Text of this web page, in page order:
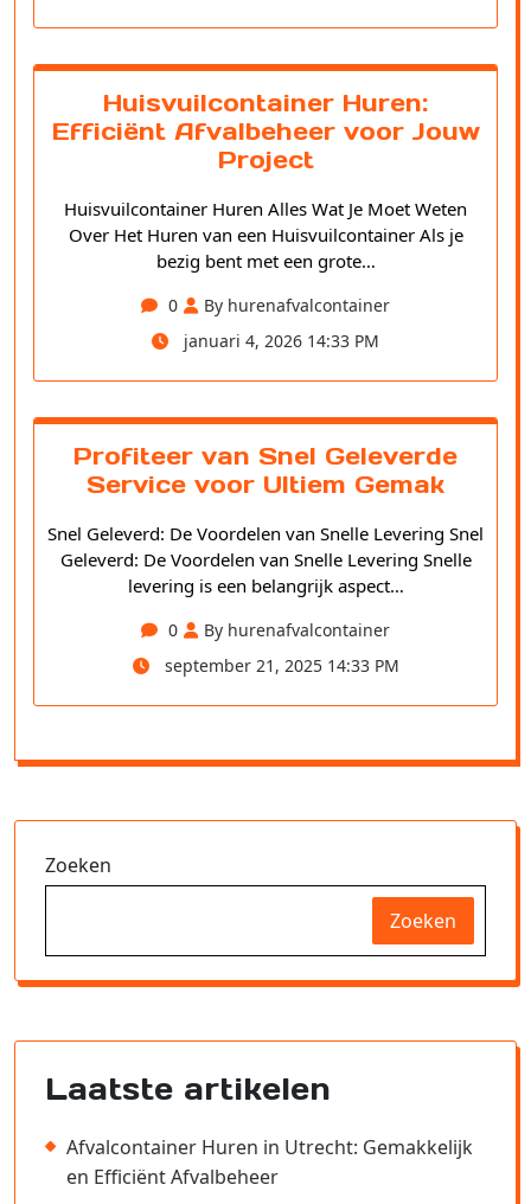
Huisvuilcontainer Huren:
Efficiënt Afvalbeheer voor Jouw
Project
Huisvuilcontainer Huren Alles Wat Je Moet Weten
Over Het Huren van een Huisvuilcontainer Als je
bezig bent met een grote…
0
By hurenafvalcontainer
januari 4, 2026 14:33 PM
Profiteer van Snel Geleverde
Service voor Ultiem Gemak
Snel Geleverd: De Voordelen van Snelle Levering Snel
Geleverd: De Voordelen van Snelle Levering Snelle
levering is een belangrijk aspect…
0
By hurenafvalcontainer
september 21, 2025 14:33 PM
Zoeken
Zoeken
Laatste artikelen
Afvalcontainer Huren in Utrecht: Gemakkelijk
en Efficiënt Afvalbeheer